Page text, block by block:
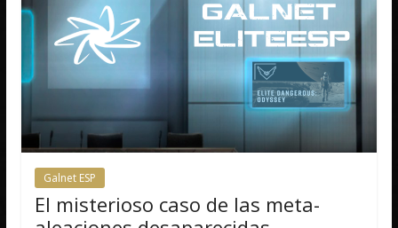
Galnet ESP
El misterioso caso de las meta-